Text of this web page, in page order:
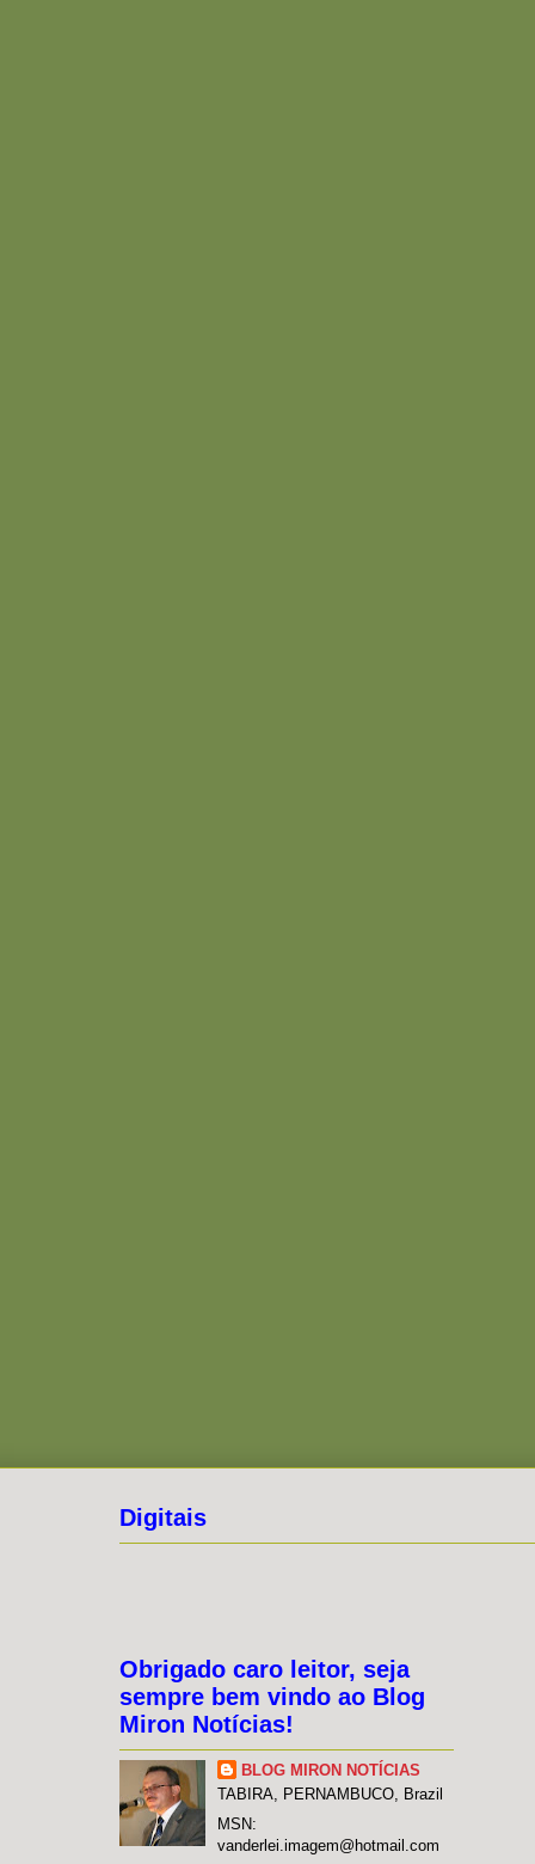
Digitais
Obrigado caro leitor, seja
sempre bem vindo ao Blog
Miron Notícias!
BLOG MIRON NOTÍCIAS
TABIRA, PERNAMBUCO, Brazil
MSN:
vanderlei.imagem@hotmail.com